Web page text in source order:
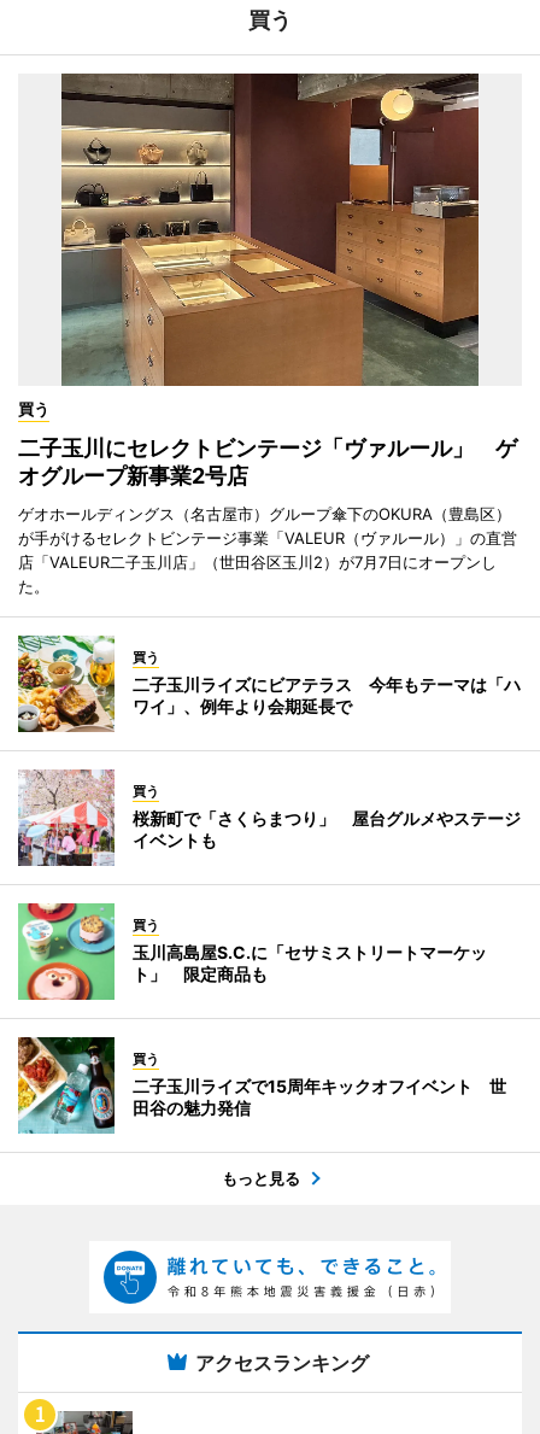
買う
買う
二子玉川にセレクトビンテージ「ヴァルール」 ゲ
オグループ新事業2号店
ゲオホールディングス（名古屋市）グループ傘下のOKURA（豊島区）
が手がけるセレクトビンテージ事業「VALEUR（ヴァルール）」の直営
店「VALEUR二子玉川店」（世田谷区玉川2）が7月7日にオープンし
た。
買う
二子玉川ライズにビアテラス 今年もテーマは「ハ
ワイ」、例年より会期延長で
買う
桜新町で「さくらまつり」 屋台グルメやステージ
イベントも
買う
玉川高島屋S.C.に「セサミストリートマーケッ
ト」 限定商品も
買う
二子玉川ライズで15周年キックオフイベント 世
田谷の魅力発信
もっと見る
アクセスランキング